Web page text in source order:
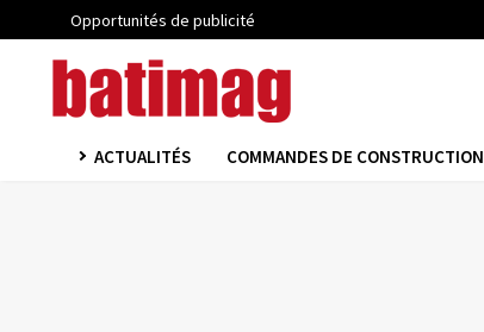
Opportunités de publicité
ACTUALITÉS COMMANDES DE CONSTRUCTION